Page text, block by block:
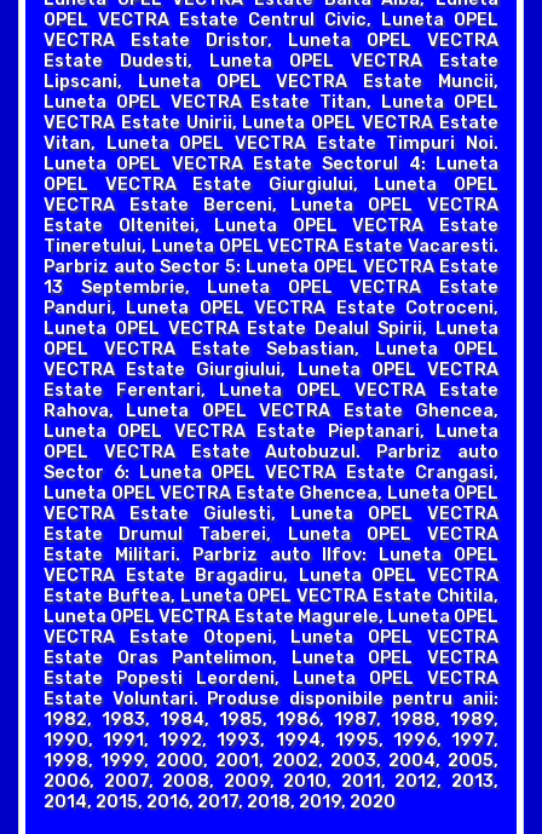
OPEL VECTRA Estate Centrul Civic, Luneta OPEL
VECTRA Estate Dristor, Luneta OPEL VECTRA
Estate Dudesti, Luneta OPEL VECTRA Estate
Lipscani, Luneta OPEL VECTRA Estate Muncii,
Luneta OPEL VECTRA Estate Titan, Luneta OPEL
VECTRA Estate Unirii, Luneta OPEL VECTRA Estate
Vitan, Luneta OPEL VECTRA Estate Timpuri Noi.
Luneta OPEL VECTRA Estate Sectorul 4: Luneta
OPEL VECTRA Estate Giurgiului, Luneta OPEL
VECTRA Estate Berceni, Luneta OPEL VECTRA
Estate Oltenitei, Luneta OPEL VECTRA Estate
Tineretului, Luneta OPEL VECTRA Estate Vacaresti.
Parbriz auto Sector 5: Luneta OPEL VECTRA Estate
13 Septembrie, Luneta OPEL VECTRA Estate
Panduri, Luneta OPEL VECTRA Estate Cotroceni,
Luneta OPEL VECTRA Estate Dealul Spirii, Luneta
OPEL VECTRA Estate Sebastian, Luneta OPEL
VECTRA Estate Giurgiului, Luneta OPEL VECTRA
Estate Ferentari, Luneta OPEL VECTRA Estate
Rahova, Luneta OPEL VECTRA Estate Ghencea,
Luneta OPEL VECTRA Estate Pieptanari, Luneta
OPEL VECTRA Estate Autobuzul. Parbriz auto
Sector 6: Luneta OPEL VECTRA Estate Crangasi,
Luneta OPEL VECTRA Estate Ghencea, Luneta OPEL
VECTRA Estate Giulesti, Luneta OPEL VECTRA
Estate Drumul Taberei, Luneta OPEL VECTRA
Estate Militari. Parbriz auto Ilfov: Luneta OPEL
VECTRA Estate Bragadiru, Luneta OPEL VECTRA
Estate Buftea, Luneta OPEL VECTRA Estate Chitila,
Luneta OPEL VECTRA Estate Magurele, Luneta OPEL
VECTRA Estate Otopeni, Luneta OPEL VECTRA
Estate Oras Pantelimon, Luneta OPEL VECTRA
Estate Popesti Leordeni, Luneta OPEL VECTRA
Estate Voluntari. Produse disponibile pentru anii:
1982, 1983, 1984, 1985, 1986, 1987, 1988, 1989,
1990, 1991, 1992, 1993, 1994, 1995, 1996, 1997,
1998, 1999, 2000, 2001, 2002, 2003, 2004, 2005,
2006, 2007, 2008, 2009, 2010, 2011, 2012, 2013,
2014, 2015, 2016, 2017, 2018, 2019, 2020